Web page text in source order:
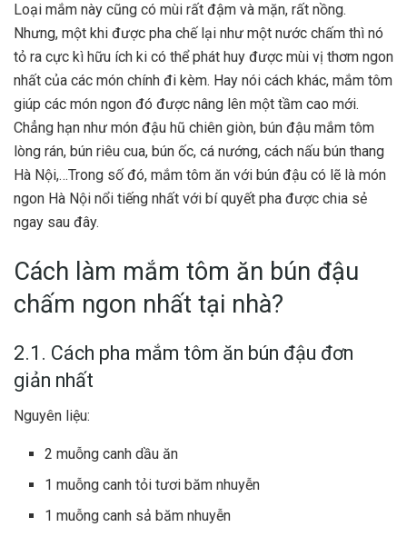
Loại mắm này cũng có mùi rất đậm và mặn, rất nồng.
Nhưng, một khi được pha chế lại như một nước chấm thì nó
tỏ ra cực kì hữu ích ki có thể phát huy được mùi vị thơm ngon
nhất của các món chính đi kèm. Hay nói cách khác, mắm tôm
giúp các món ngon đó được nâng lên một tầm cao mới.
Chẳng hạn như món đậu hũ chiên giòn, bún đậu mắm tôm
lòng rán, bún riêu cua, bún ốc, cá nướng, cách nấu bún thang
Hà Nội,…Trong số đó, mắm tôm ăn với bún đậu có lẽ là món
ngon Hà Nội nổi tiếng nhất với bí quyết pha được chia sẻ
ngay sau đây.
Cách làm mắm tôm ăn bún đậu
chấm ngon nhất tại nhà?
2.1. Cách pha mắm tôm ăn bún đậu đơn
giản nhất
Nguyên liệu:
2 muỗng canh dầu ăn
1 muỗng canh tỏi tươi băm nhuyễn
1 muỗng canh sả băm nhuyễn